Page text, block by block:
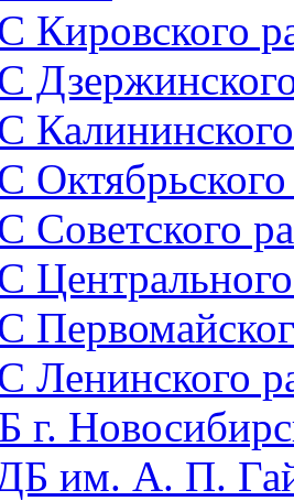
Кировского
Советского
Ленинского
г.
им. А. П.